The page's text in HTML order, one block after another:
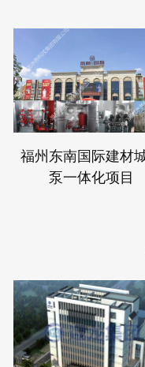
福州东南国际建材
泵一体化项目